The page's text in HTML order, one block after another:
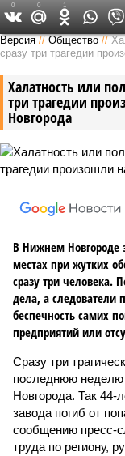
Версия //Общество //
сразу три трагедии
Халатность или
три трагедии
Новгорода
В Нижнем Новгороде
местах при жутких
сразу три человека.
дела, а следователи
беспечность самих
предприятий или
Сразу три
последнюю неделю
Новгорода. Так 44-
завода погиб от
сообщению пресс-
труда по региону,
0 0 1